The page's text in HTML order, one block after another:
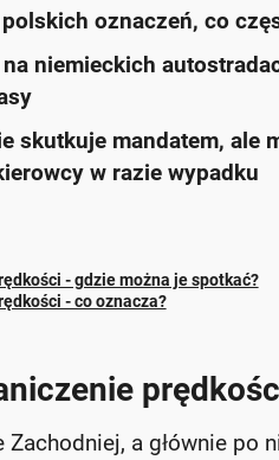
oznaczeń, co
niemieckich
skutkuje mandatem, ale
w razie wypadku
- gdzie można je spotkać?
- co oznacza?
Zachodniej, a głównie